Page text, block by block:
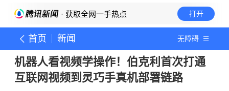
· 获取全网一手热点 打开
首页 新闻 无障碍
机器人看视频学操作！伯克利首次打通
互联网视频到灵巧手真机部署链路